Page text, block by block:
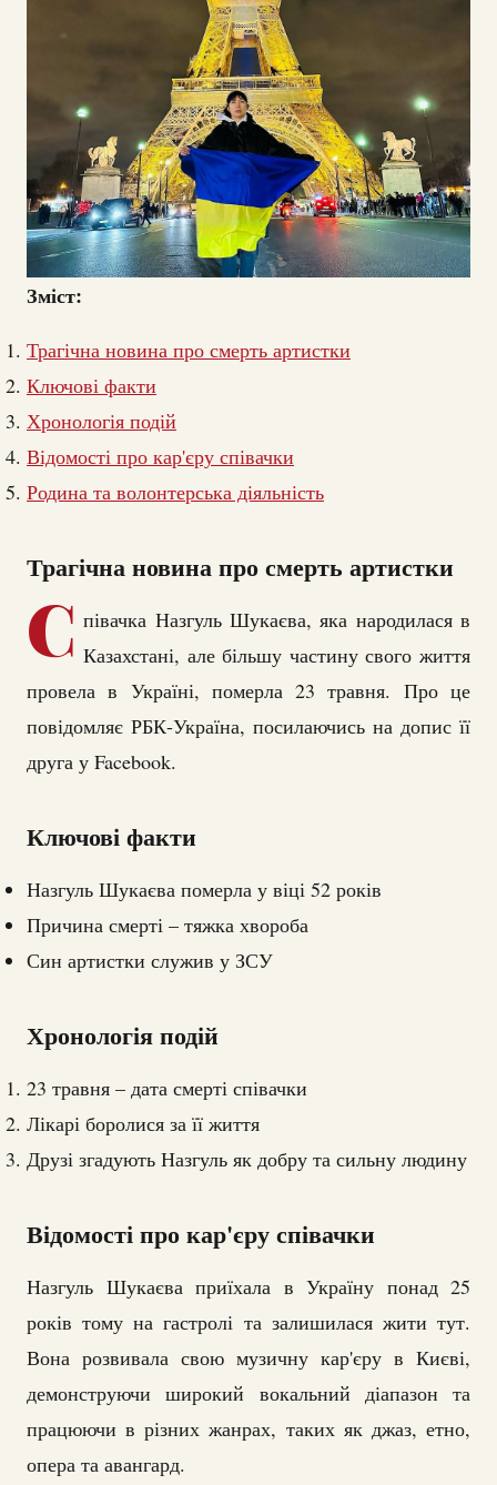
Зміст:
Трагічна новина про смерть артистки
Ключові факти
Хронологія подій
Відомості про кар'єру співачки
Родина та волонтерська діяльність
Трагічна новина про смерть артистки
С півачка Назгуль Шукаєва, яка народилася в
Казахстані, але більшу частину свого життя
провела в Україні, померла 23 травня. Про це
повідомляє РБК-Україна, посилаючись на допис її
друга у Facebook.
Ключові факти
Назгуль Шукаєва померла у віці 52 років
Причина смерті – тяжка хвороба
Син артистки служив у ЗСУ
Хронологія подій
23 травня – дата смерті співачки
Лікарі боролися за її життя
Друзі згадують Назгуль як добру та сильну людину
Відомості про кар'єру співачки
Назгуль Шукаєва приїхала в Україну понад 25
років тому на гастролі та залишилася жити тут.
Вона розвивала свою музичну кар'єру в Києві,
демонструючи широкий вокальний діапазон та
працюючи в різних жанрах, таких як джаз, етно,
опера та авангард.